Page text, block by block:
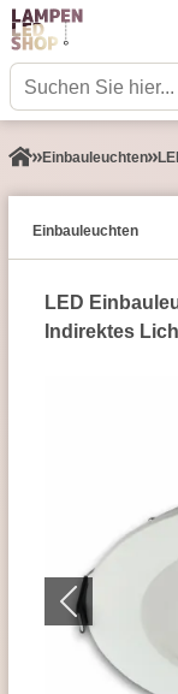
Einbauleuchten
Einbauleuchten
LED
Indirektes